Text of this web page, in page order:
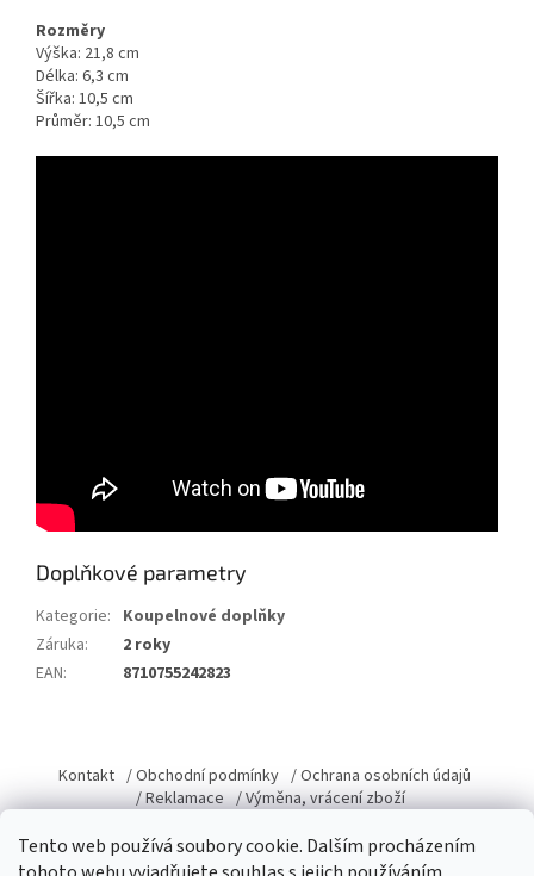
Tento web používá soubory cookie. Dalším procházením
Rozměry
Výška: 21,8 cm
Délka: 6,3 cm
Šířka: 10,5 cm
Průměr: 10,5 cm
Doplňkové parametry
Kategorie: Koupelnové doplňky
Záruka:
2 roky
EAN: 8710755242823
p
a
Kontakt / Obchodní podmínky / Ochrana osobních údajů
/ Reklamace / Výměna, vrácení zboží